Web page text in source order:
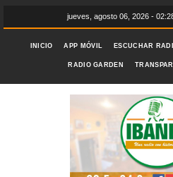
jueves, agosto 06, 2026 -
INICIO APP MÓVIL ESCUCHAR
RADIO GARDEN